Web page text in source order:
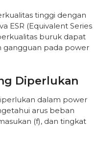
tinggi dengan
ESR (Equivalent Series
buruk dapat
gangguan pada power
Diperlukan
dalam power
arus beban
(f), dan tingkat